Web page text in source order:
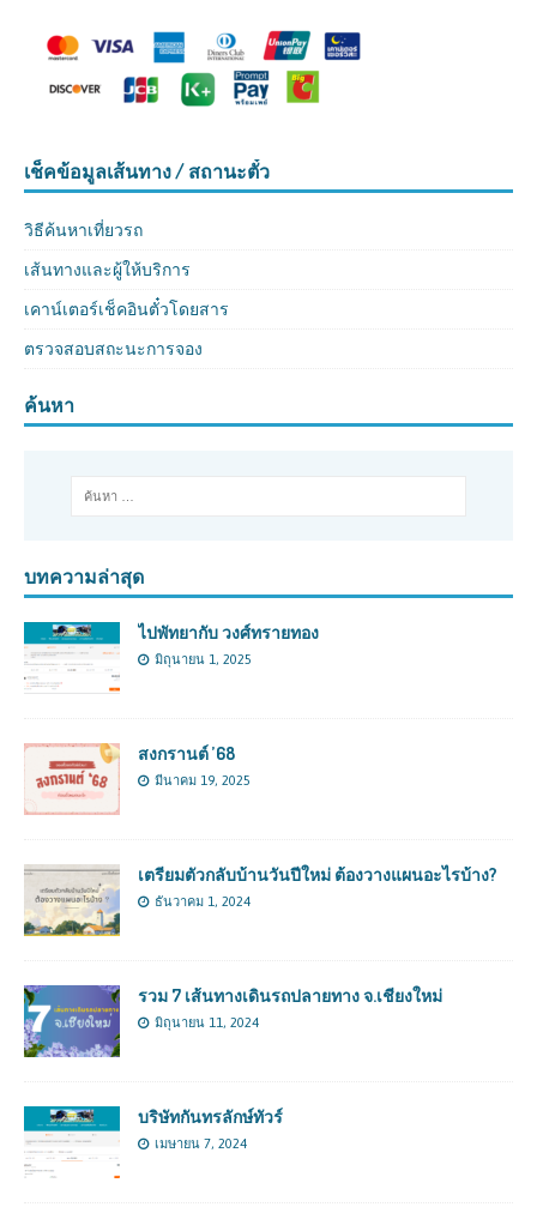
เช็คข้อมูลเส้นทาง / สถานะตั๋ว
วิธีค้นหาเที่ยวรถ
เส้นทางและผู้ให้บริการ
เคาน์เตอร์เช็คอินตั๋วโดยสาร
ตรวจสอบสถะนะการจอง
ค้นหา
บทความล่าสุด
ไปพัทยากับ วงศ์ทรายทอง
มิถุนายน 1, 2025
สงกรานต์ ’68
มีนาคม 19, 2025
เตรียมตัวกลับบ้านวันปีใหม่ ต้องวางแผนอะไรบ้าง?
ธันวาคม 1, 2024
รวม 7 เส้นทางเดินรถปลายทาง จ.เชียงใหม่
มิถุนายน 11, 2024
บริษัทกันทรลักษ์ทัวร์
เมษายน 7, 2024